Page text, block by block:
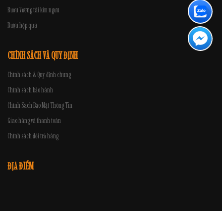
Rượu Vương tài kim ngưu
Rượu hộp quà
CHÍNH SÁCH VÀ QUY ĐỊNH
Chính sách & Quy định chung
Chính sách bảo hành
Chính Sách Bảo Mật Thông Tin
Giao hàng và thanh toán
Chính sách đổi trả hàng
ĐỊA ĐIỂM